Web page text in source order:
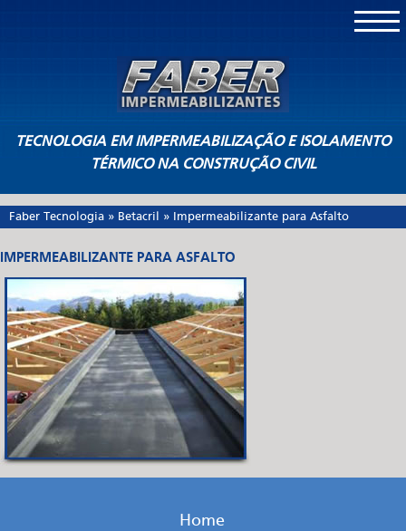
TECNOLOGIA EM IMPERMEABILIZAÇÃO E ISOLAMENTO
TÉRMICO NA CONSTRUÇÃO CIVIL
Faber Tecnologia » Betacril » Impermeabilizante para Asfalto
IMPERMEABILIZANTE PARA ASFALTO
Home